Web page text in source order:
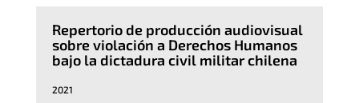
Repertorio de producción audiovisual
sobre violación a Derechos Humanos
bajo la dictadura civil militar chilena
2021